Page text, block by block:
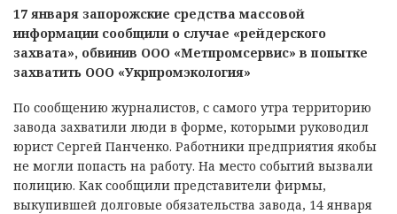
17 января запорожские средства массовой
информации сообщили о случае «рейдерского
захвата», обвинив ООО «Метпромсервис» в попытке
захватить ООО «Укрпромэкология»
По сообщению журналистов, с самого утра территорию
завода захватили люди в форме, которыми руководил
юрист Сергей Панченко. Работники предприятия якобы
не могли попасть на работу. На место событий вызвали
полицию. Как сообщили представители фирмы,
выкупившей долговые обязательства завода, 14 января